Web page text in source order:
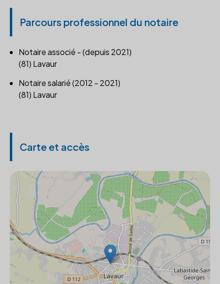
Parcours professionnel du notaire
Notaire associé - (depuis 2021)
(81) Lavaur
Notaire salarié (2012 - 2021)
(81) Lavaur
Carte et accès